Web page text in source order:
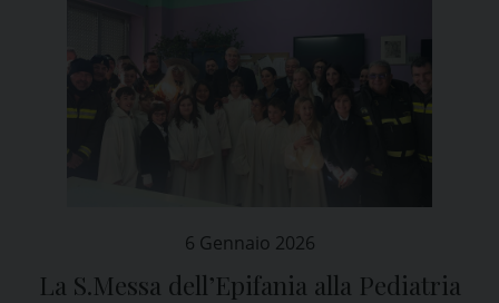
6 Gennaio 2026
La S.Messa dell’Epifania alla Pediatria